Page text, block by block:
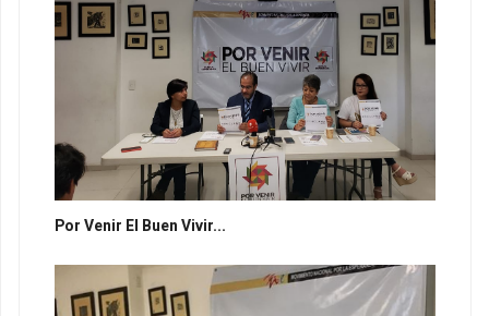
Por Venir El Buen Vivir...